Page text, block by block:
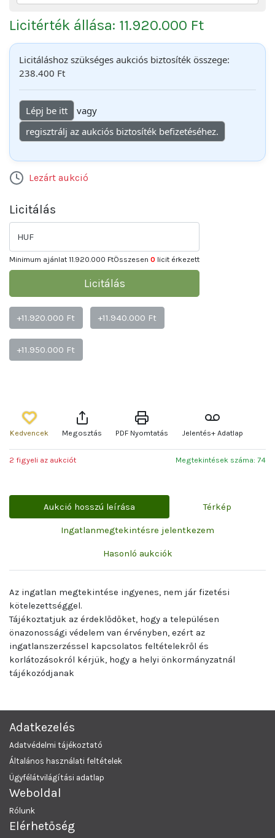
Licitérték állása: 11.920.000 Ft
Licitáláshoz szükséges aukciós biztosíték összege:
238.400 Ft
Lépj be itt
vagy
regisztrálj az aukciós biztosíték befizetéséhez.
Lezárt aukció
Licitálás
HUF
Minimum ajánlat 11.920.000 FtÖsszesen 0 licit érkezett
Licitálás
+11.920.000 Ft +11.940.000 Ft
+11.950.000 Ft
Kedvencek Megosztás PDF Nyomtatás Jelentés+ Adatlap
2 figyeli az aukciót Megtekintések száma: 74
Aukció hosszú leírása Térkép
Ingatlanmegtekintésre jelentkezem
Hasonló aukciók
Az ingatlan megtekintése ingyenes, nem jár fizetési
kötelezettséggel.
Tájékoztatjuk az érdeklődőket, hogy a településen
önazonossági védelem van érvényben, ezért az
ingatlanszerzéssel kapcsolatos feltételekről és
korlátozásokról kérjük, hogy a helyi önkormányzatnál
tájékozódjanak
Adatkezelés
Adatvédelmi tájékoztató
Általános használati feltételek
Ügyfélátvilágítási adatlap
Weboldal
Rólunk
Elérhetőség